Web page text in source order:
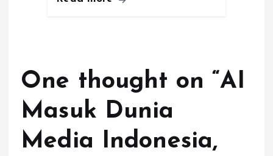
One thought on “AI
Masuk Dunia
Media Indonesia,